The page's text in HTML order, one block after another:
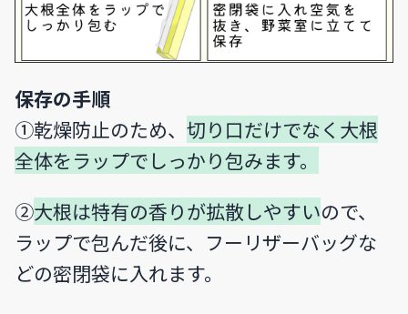
保存の手順
①乾燥防止のため、 切り口だけでなく大根
全体をラップでしっかり包みます。
②大根は特有の香りが拡散しやすいので、
ラップで包んだ後に、フーリザーバッグな
どの密閉袋に入れます。